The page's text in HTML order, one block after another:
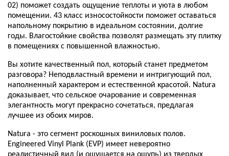
02) поможет создать ощущение теплоты и уюта в любом
помещении. 43 класс износостойкости поможет оставаться
напольному покрытию в идеальном состоянии, долгие
годы. Влагостойкие свойства позволят размещать эту плитку
в помещениях с повышенной влажностью.
Вы хотите качественный пол, который станет предметом
разговора? Неподвластный времени и интригующий пол,
наполненный характером и естественной красотой. Natura
доказывает, что сельское очарование и современная
элегантность могут прекрасно сочетаться, предлагая
лучшее из обоих миров.
Natura - это сегмент роскошных виниловых полов.
Engineered Vinyl Plank (EVP) имеет невероятно
реалистичный вид (и ощущается на ощупь) из твердых